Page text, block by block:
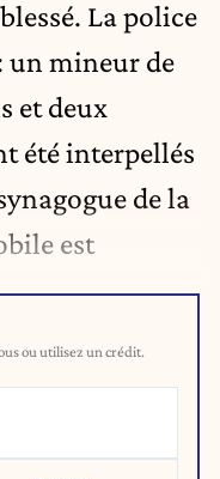
La police
un mineur de
et deux
été interpellés
de la
est
ou utilisez un crédit.